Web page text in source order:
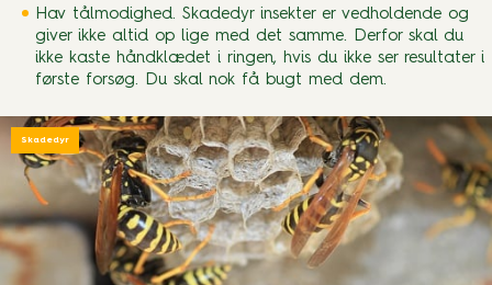
Hav tålmodighed. Skadedyr insekter er vedholdende og
giver ikke altid op lige med det samme. Derfor skal du
ikke kaste håndklædet i ringen, hvis du ikke ser resultater i
første forsøg. Du skal nok få bugt med dem.
Skadedyr